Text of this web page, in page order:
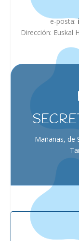
e-posta:
Dirección: Euskal
Mañanas, de